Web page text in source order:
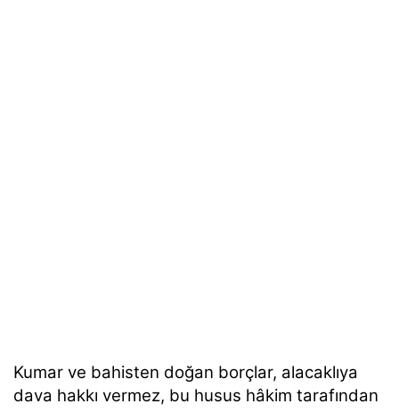
Kumar ve bahisten doğan borçlar, alacaklıya
dava hakkı vermez, bu husus hâkim tarafından